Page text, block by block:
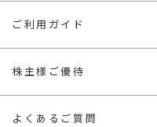
ご利用ガイド
株主様ご優待
よくあるご質問